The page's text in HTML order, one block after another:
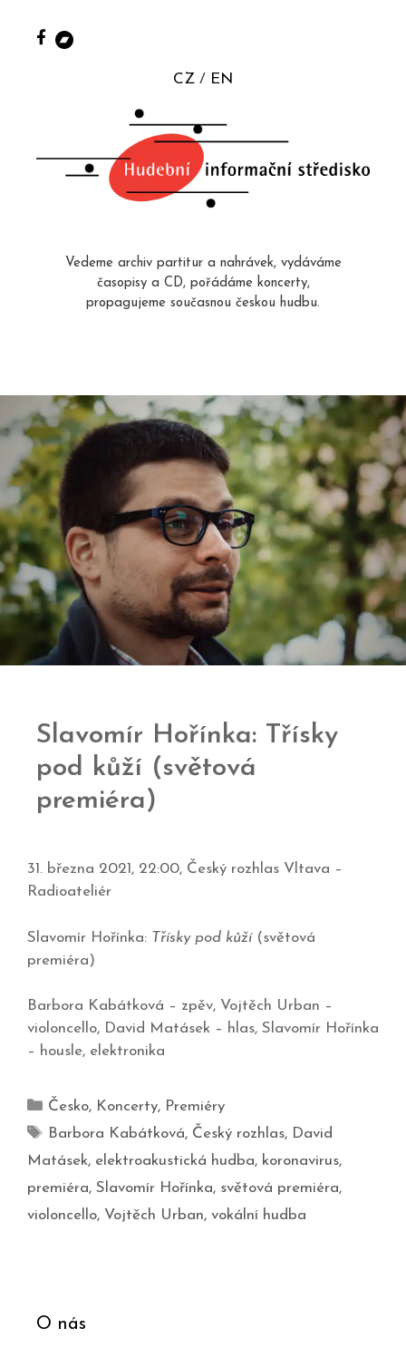
CZ EN
Vedeme archiv partitur a nahrávek, vydáváme
časopisy a CD, pořádáme koncerty,
propagujeme současnou českou hudbu.
Slavomír Hořínka: Třísky
pod kůží (světová
premiéra)
31. března 2021, 22:00, Český rozhlas Vltava –
Radioateliér
Slavomír Hořínka: Třísky pod kůží(světová
premiéra)
Barbora Kabátková – zpěv, Vojtěch Urban –
violoncello, David Matásek – hlas, Slavomír Hořínka
– housle, elektronika
Česko, Koncerty, Premiéry
Barbora Kabátková, Český rozhlas, David
Matásek, elektroakustická hudba, koronavirus,
premiéra, Slavomír Hořínka, světová premiéra,
violoncello, Vojtěch Urban, vokální hudba
O nás